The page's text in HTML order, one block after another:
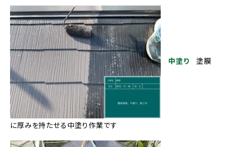
中塗り 塗膜
に厚みを持たせる中塗り作業です